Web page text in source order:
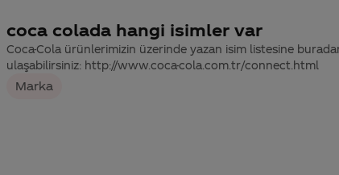
coca colada hangi isimler var
Coca-Cola ürünlerimizin üzerinde yazan isim listesine
ulaşabilirsiniz: http://www.coca-cola.com.tr/connect.html
Marka